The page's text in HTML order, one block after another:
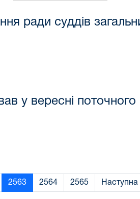
ради суддів
у вересні
2563 2564 2565 Наступна